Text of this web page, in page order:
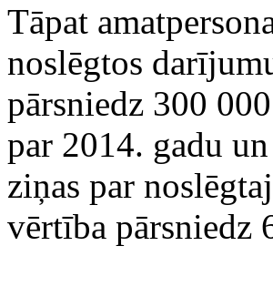
Tāpat
noslēgtos
pārsniedz 300
par 2014. gadu
ziņas par
vērtība pārsniedz